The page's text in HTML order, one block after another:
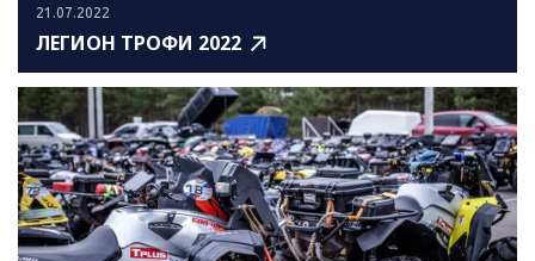
21.07.2022
ЛЕГИОН ТРОФИ 2022